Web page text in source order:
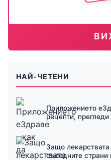
НАЙ-ЧЕТЕНИ
Приложението
рецепти,
Защо
съседните